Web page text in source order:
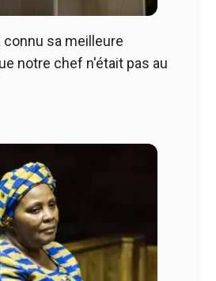
connu sa meilleure
notre chef n'était pas au